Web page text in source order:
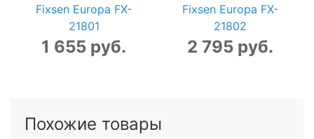
Fixsen Europa FX-
21801
1 655 руб.
Fixsen Europa FX-
21802
2 795 руб.
Похожие товары